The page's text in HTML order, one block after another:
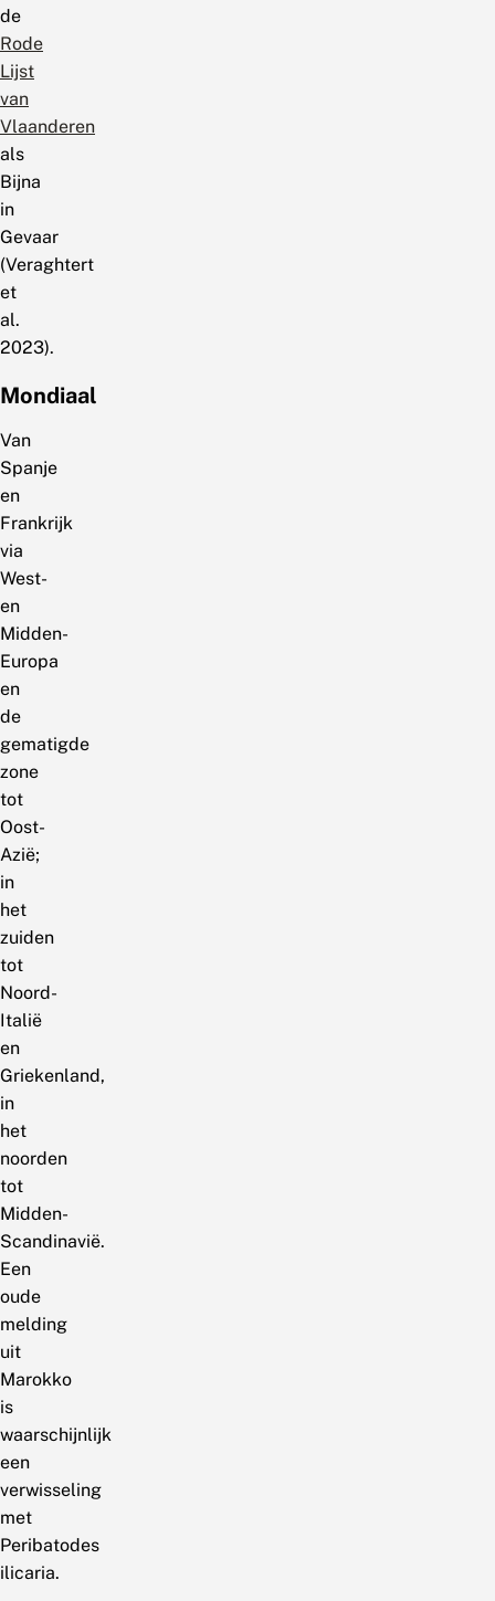
de
Rode
Lijst
van
Vlaanderen
als
Bijna
in
Gevaar
(Veraghtert
et
al.
2023).
Mondiaal
Van
Spanje
en
Frankrijk
via
West-
en
Midden-
Europa
en
de
gematigde
zone
tot
Oost-
Azië;
in
het
zuiden
tot
Noord-
Italië
en
Griekenland,
in
het
noorden
tot
Midden-
Scandinavië.
Een
oude
melding
uit
Marokko
is
waarschijnlijk
een
verwisseling
met
Peribatodes
ilicaria.